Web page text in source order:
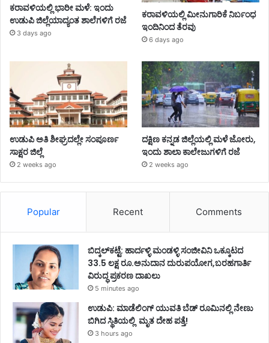
ಕರಾವಳಿಯಲ್ಲಿ ಭಾರೀ ಮಳೆ: ಇಂದು
ಉಡುಪಿ ಜಿಲ್ಲೆಯಾದ್ಯಂತ ಶಾಲೆಗಳಿಗೆ ರಜೆ
3 days ago
ಕರಾವಳಿಯಲ್ಲಿ ಮೀನುಗಾರಿಕೆ ನಿರ್ಬಂಧ
ಇಂದಿನಿಂದ ತೆರವು
6 days ago
ಉಡುಪಿ ಅತಿ ಶೀಘ್ರದಲ್ಲೇ ಸಂಪೂರ್ಣ
ಸಾಕ್ಷರ ಜಿಲ್ಲೆ
2 weeks ago
ದಕ್ಷಿಣ ಕನ್ನಡ ಜಿಲ್ಲೆಯಲ್ಲಿ ಮಳೆ ಜೋರು,
ಇಂದು ಶಾಲಾ ಕಾಲೇಜುಗಳಿಗೆ ರಜೆ
2 weeks ago
Popular Recent Comments
ಬಿದ್ಕಲ್‌ಕಟ್ಟೆ: ಹಾರ್ದಳ್ಳಿ ಮಂಡಳ್ಳಿ ಸಂಜೀವಿನಿ ಒಕ್ಕೂಟದ
33.5 ಲಕ್ಷ ರೂ.ಅನುದಾನ ದುರುಪಯೋಗ,ಬರಹಗಾರ್ತಿ
ವಿರುದ್ಧ ಪ್ರಕರಣ ದಾಖಲು
5 minutes ago
ಉಡುಪಿ: ಮಾಡೆಲಿಂಗ್ ಯುವತಿ ಬೆಡ್ ರೂಮಿನಲ್ಲಿ ನೇಣು
ಬಿಗಿದ ಸ್ಥಿತಿಯಲ್ಲಿ ಮೃತ ದೇಹ ಪತ್ತೆ!
3 hours ago